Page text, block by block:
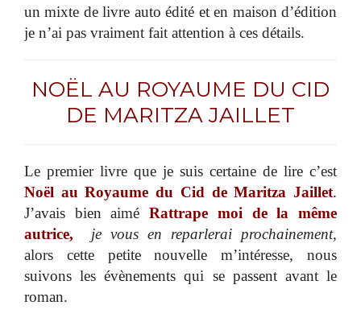
un mixte de livre auto édité et en maison d’édition
je n’ai pas vraiment fait attention à ces détails.
NOËL AU ROYAUME DU CID
DE MARITZA JAILLET
Le premier livre que je suis certaine de lire c’est
Noël au Royaume du Cid de Maritza Jaillet.
J’avais bien aiméRattrape moi de la même
autrice,
je vous en reparlerai prochainement,
alors cette petite nouvelle m’intéresse, nous
suivons les évènements qui se passent avant le
roman.